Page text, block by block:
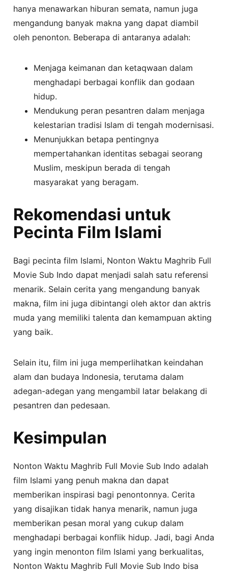
hanya menawarkan hiburan semata, namun juga
mengandung banyak makna yang dapat diambil
oleh penonton. Beberapa di antaranya adalah:
Menjaga keimanan dan ketaqwaan dalam
menghadapi berbagai konflik dan godaan
hidup.
Mendukung peran pesantren dalam menjaga
kelestarian tradisi Islam di tengah modernisasi.
Menunjukkan betapa pentingnya
mempertahankan identitas sebagai seorang
Muslim, meskipun berada di tengah
masyarakat yang beragam.
Rekomendasi untuk
Pecinta Film Islami
Bagi pecinta film Islami, Nonton Waktu Maghrib Full
Movie Sub Indo dapat menjadi salah satu referensi
menarik. Selain cerita yang mengandung banyak
makna, film ini juga dibintangi oleh aktor dan aktris
muda yang memiliki talenta dan kemampuan akting
yang baik.
Selain itu, film ini juga memperlihatkan keindahan
alam dan budaya Indonesia, terutama dalam
adegan-adegan yang mengambil latar belakang di
pesantren dan pedesaan.
Kesimpulan
Nonton Waktu Maghrib Full Movie Sub Indo adalah
film Islami yang penuh makna dan dapat
memberikan inspirasi bagi penontonnya. Cerita
yang disajikan tidak hanya menarik, namun juga
memberikan pesan moral yang cukup dalam
menghadapi berbagai konflik hidup. Jadi, bagi Anda
yang ingin menonton film Islami yang berkualitas,
Nonton Waktu Maghrib Full Movie Sub Indo bisa